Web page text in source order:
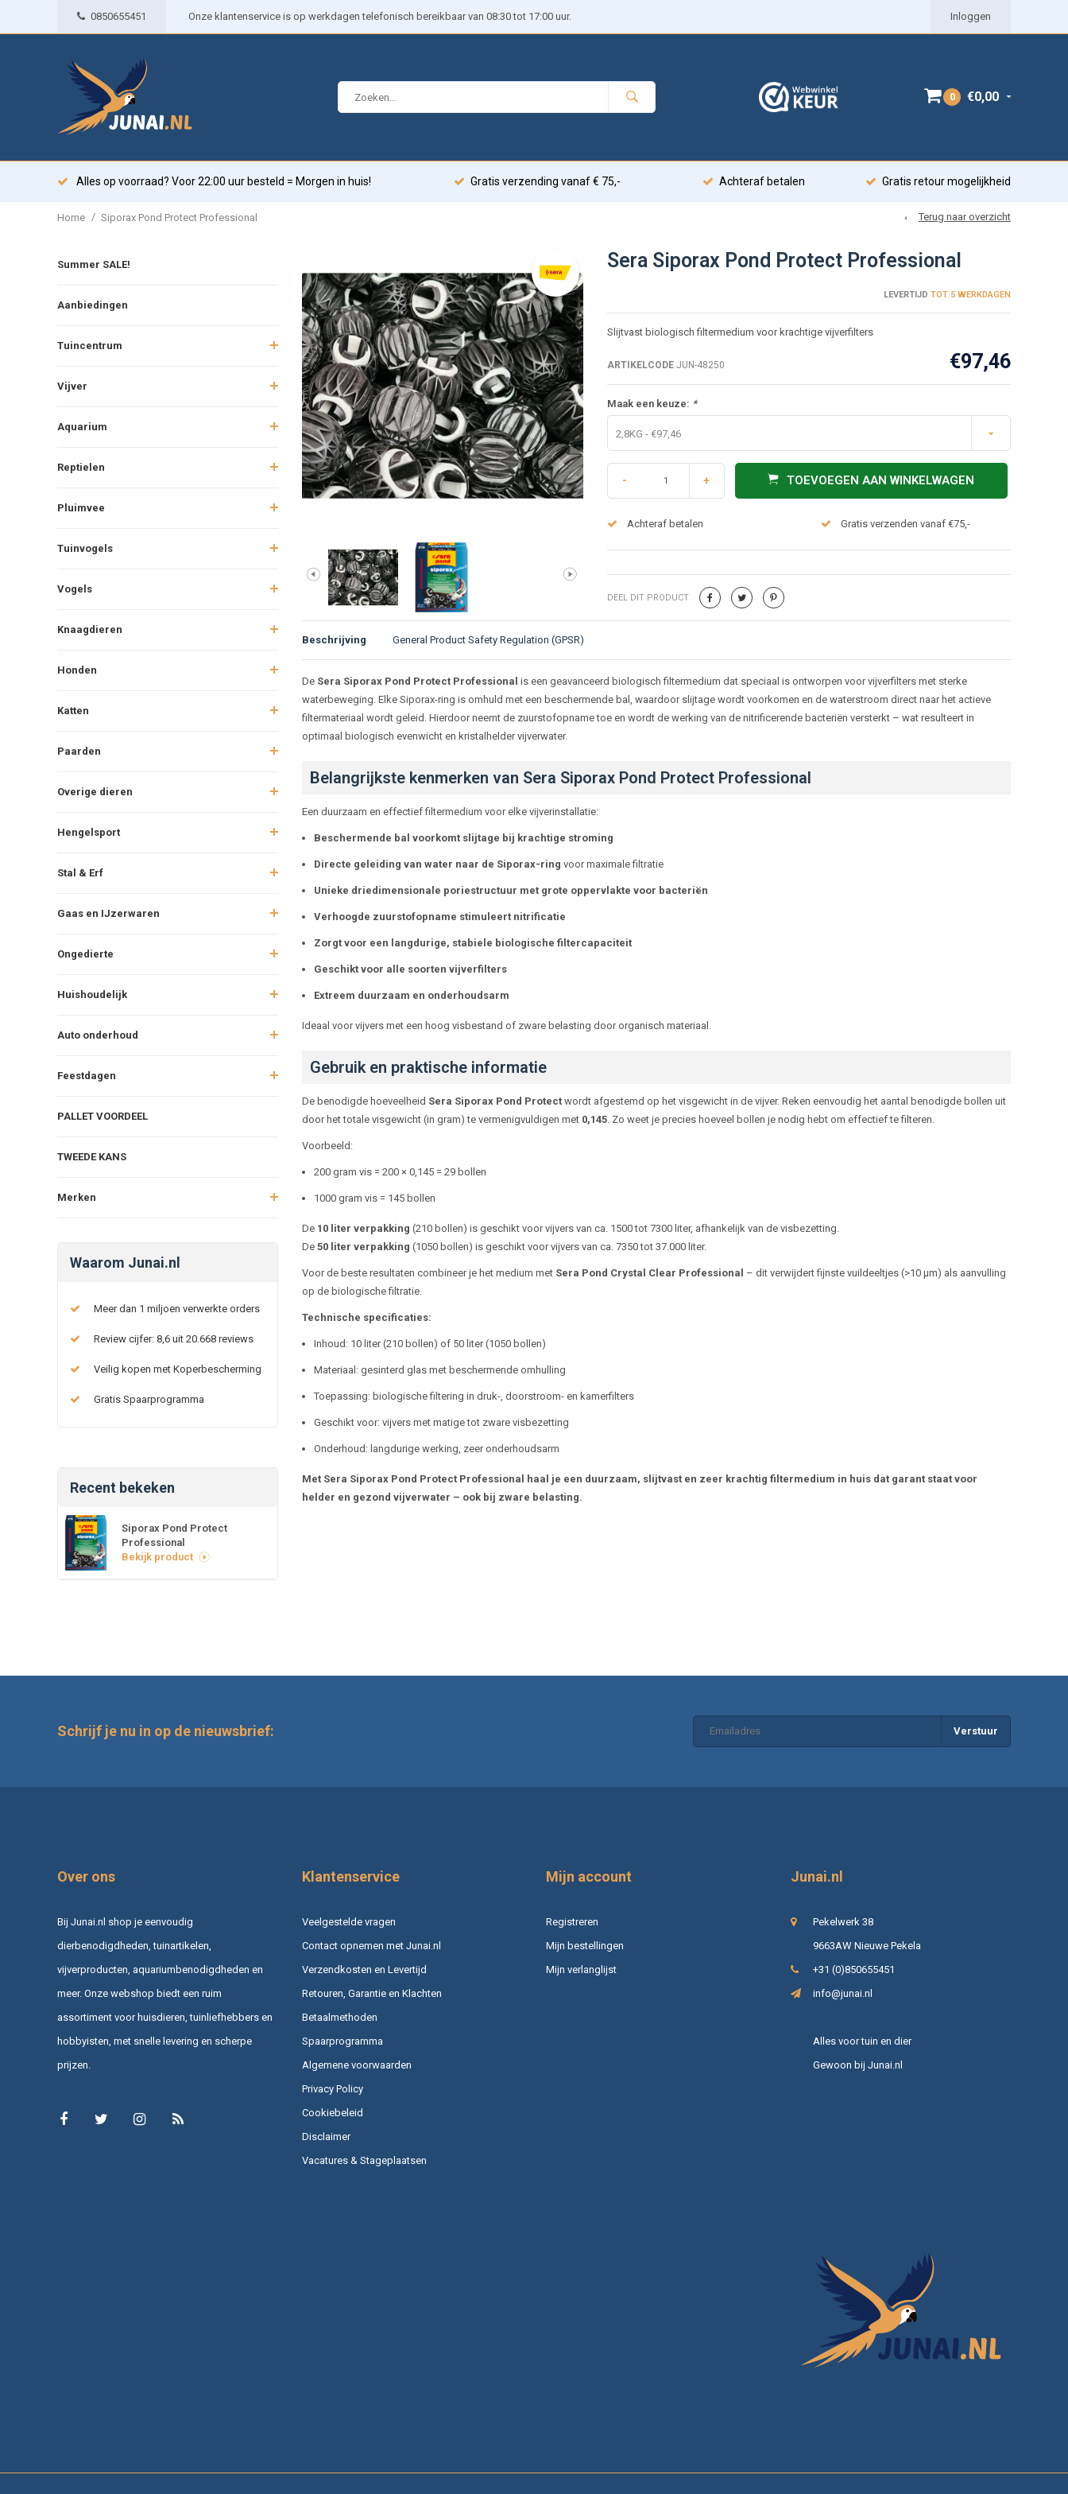
0850655451 Onze klantenservice is op werkdagen telefonisch bereikbaar van 08:30 tot 17:00 uur. Inloggen
0 €0,00
Alles op voorraad? Voor 22:00 uur besteld = Morgen in huis! Gratis verzending vanaf € 75,- Achteraf betalen Gratis retour mogelijkheid
Home / Siporax Pond Protect Professional Terug naar overzicht
Summer SALE!
Aanbiedingen
Tuincentrum
Vijver
Aquarium
Reptielen
Pluimvee
Tuinvogels
Vogels
Knaagdieren
Honden
Katten
Paarden
Overige dieren
Hengelsport
Stal & Erf
Gaas en IJzerwaren
Ongedierte
Huishoudelijk
Auto onderhoud
Feestdagen
PALLET VOORDEEL
TWEEDE KANS
Merken
Waarom Junai.nl
Meer dan 1 miljoen verwerkte orders
Review cijfer: 8,6 uit 20.668 reviews
Veilig kopen met Koperbescherming
Gratis Spaarprogramma
Recent bekeken
Siporax Pond Protect
Professional
Bekijk product
Sera Siporax Pond Protect Professional
LEVERTIJD TOT 5 WERKDAGEN
Slijtvast biologisch filtermedium voor krachtige vijverfilters
ARTIKELCODEJUN-48250 €97,46
Maak een keuze: *
2,8KG - €97,46
- + TOEVOEGEN AAN WINKELWAGEN
Achteraf betalen Gratis verzenden vanaf €75,-
DEEL DIT PRODUCT
Beschrijving General Product Safety Regulation (GPSR)
Beschrijving
De Sera Siporax Pond Protect Professional is een geavanceerd biologisch filtermedium dat speciaal is ontworpen voor vijverfilters met sterke
waterbeweging. Elke Siporax-ring is omhuld met een beschermende bal, waardoor slijtage wordt voorkomen en de waterstroom direct naar het actieve
filtermateriaal wordt geleid. Hierdoor neemt de zuurstofopname toe en wordt de werking van de nitrificerende bacteriën versterkt – wat resulteert in
optimaal biologisch evenwicht en kristalhelder vijverwater.
Belangrijkste kenmerken van Sera Siporax Pond Protect Professional
Een duurzaam en effectief filtermedium voor elke vijverinstallatie:
Beschermende bal voorkomt slijtage bij krachtige stroming
Directe geleiding van water naar de Siporax-ring voor maximale filtratie
Unieke driedimensionale poriestructuur met grote oppervlakte voor bacteriën
Verhoogde zuurstofopname stimuleert nitrificatie
Zorgt voor een langdurige, stabiele biologische filtercapaciteit
Geschikt voor alle soorten vijverfilters
Extreem duurzaam en onderhoudsarm
Ideaal voor vijvers met een hoog visbestand of zware belasting door organisch materiaal.
Gebruik en praktische informatie
De benodigde hoeveelheid Sera Siporax Pond Protectwordt afgestemd op het visgewicht in de vijver. Reken eenvoudig het aantal benodigde bollen uit
door het totale visgewicht (in gram) te vermenigvuldigen met 0,145. Zo weet je precies hoeveel bollen je nodig hebt om effectief te filteren.
Voorbeeld:
200 gram vis = 200 × 0,145 = 29 bollen
1000 gram vis = 145 bollen
De 10 liter verpakking (210 bollen) is geschikt voor vijvers van ca. 1500 tot 7300 liter, afhankelijk van de visbezetting.
De 50 liter verpakking (1050 bollen) is geschikt voor vijvers van ca. 7350 tot 37.000 liter.
Voor de beste resultaten combineer je het medium met Sera Pond Crystal Clear Professional – dit verwijdert fijnste vuildeeltjes (>10 µm) als aanvulling
op de biologische filtratie.
Technische specificaties:
Inhoud: 10 liter (210 bollen) of 50 liter (1050 bollen)
Materiaal: gesinterd glas met beschermende omhulling
Toepassing: biologische filtering in druk-, doorstroom- en kamerfilters
Geschikt voor: vijvers met matige tot zware visbezetting
Onderhoud: langdurige werking, zeer onderhoudsarm
Met Sera Siporax Pond Protect Professional haal je een duurzaam, slijtvast en zeer krachtig filtermedium in huis dat garant staat voor
helder en gezond vijverwater – ook bij zware belasting.
Schrijf je nu in op de nieuwsbrief: Verstuur
Over ons
Bij Junai.nl shop je eenvoudig
dierbenodigdheden, tuinartikelen,
vijverproducten, aquariumbenodigdheden en
meer. Onze webshop biedt een ruim
assortiment voor huisdieren, tuinliefhebbers en
hobbyisten, met snelle levering en scherpe
prijzen.
Klantenservice
Veelgestelde vragen
Contact opnemen met Junai.nl
Verzendkosten en Levertijd
Retouren, Garantie en Klachten
Betaalmethoden
Spaarprogramma
Algemene voorwaarden
Privacy Policy
Cookiebeleid
Disclaimer
Vacatures & Stageplaatsen
Mijn account
Registreren
Mijn bestellingen
Mijn verlanglijst
Junai.nl
Pekelwerk 38
9663AW Nieuwe Pekela
+31 (0)850655451
info@junai.nl
Alles voor tuin en dier
Gewoon bij Junai.nl